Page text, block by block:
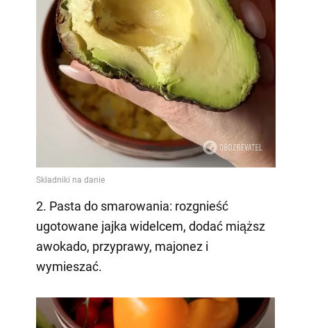
2. Pasta do smarowania: rozgnieść
ugotowane jajka widelcem, dodać miąższ
awokado, przyprawy, majonez i
wymieszać.